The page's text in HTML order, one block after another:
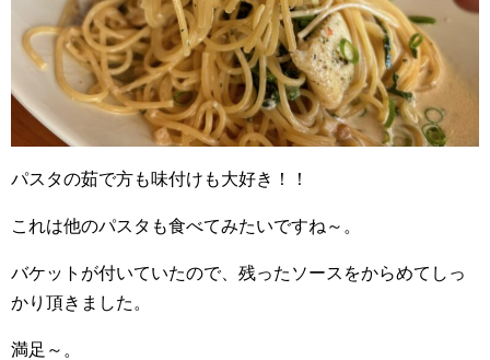
パスタの茹で方も味付けも大好き！！
これは他のパスタも食べてみたいですね～。
バケットが付いていたので、残ったソースをからめてしっ
かり頂きました。
満足～。